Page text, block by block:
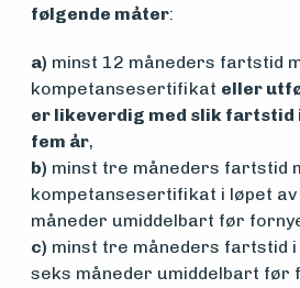
følgende måter:
a) minst 12 måneders fartstid
kompetansesertifikat eller
er likeverdig med slik fartstid
fem år,
b) minst tre måneders fartstid
kompetansesertifikat i løpet
måneder umiddelbart før
c) minst tre måneders fartstid i
seks måneder umiddelbart før